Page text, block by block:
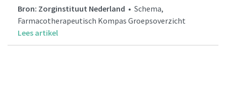
Bron: Zorginstituut Nederland • Schema,
Farmacotherapeutisch Kompas Groepsoverzicht
Lees artikel